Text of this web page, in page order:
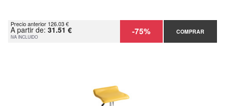
Precio anterior 126.03 €
A partir de: 31.51 €
IVA INCLUIDO -75% COMPRAR